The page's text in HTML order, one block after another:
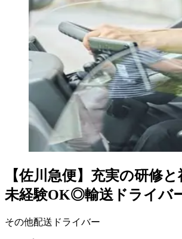
【佐川急便】充実の研修と
未経験OK◎輸送ドライバ
その他配送ドライバー